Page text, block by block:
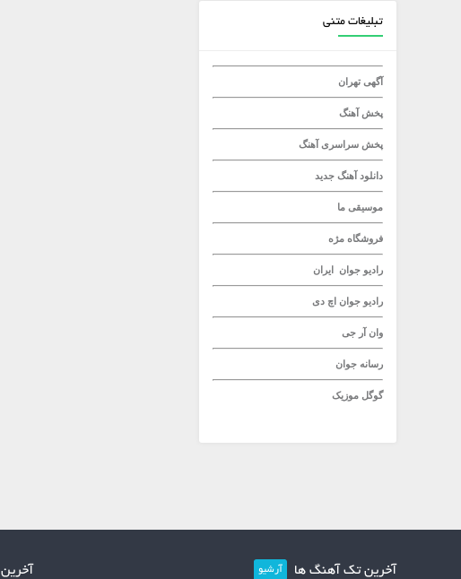
تبلیغات متنی
آگهی تهران
پخش آهنگ
پخش سراسری آهنگ
دانلود آهنگ جدید
موسیقی ما
فروشگاه مژه
رادیو جوان ایران
رادیو جوان اچ دی
وان آر جی
رسانه جوان
گوگل موزیک
آخرین تک آهنگ ها آرشیو